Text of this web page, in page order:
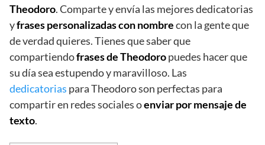
Theodoro. Comparte y envía las mejores dedicatorias
yfrases personalizadas con nombrecon la gente que
de verdad quieres. Tienes que saber que
compartiendofrases de Theodoropuedes hacer que
su día sea estupendo y maravilloso. Las
dedicatorias para Theodoro son perfectas para
compartir en redes sociales oenviar por mensaje de
texto.